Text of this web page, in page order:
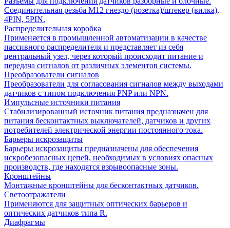
Соединительная резьба М12 гнездо (розетка)/штекер (вилка),
4PIN, 5PIN.
Распределительная коробка
Применяется в промышленной автоматизации в качестве
пассивного распределителя и представляет из себя
центральный узел, через который происходит питание и
передача сигналов от различных элементов системы.
Преобразователи сигналов
Преобразователи для согласования сигналов между выходами
датчиков с типом подключения PNP или NPN.
Импульсные источники питания
Стабилизированный источник питания предназначен для
питания бесконтактных выключателей, датчиков и других
потребителей электрической энергии постоянного тока.
Барьеры искрозащиты
Барьеры искрозащиты предназначены для обеспечения
искробезопасных цепей, необходимых в условиях опасных
производств, где находятся взрывоопасные зоны.
Кронштейны
Монтажные кронштейны для бесконтактных датчиков.
Светоотражатели
Применяются для защитных оптических барьеров и
оптических датчиков типа R.
Диафрагмы